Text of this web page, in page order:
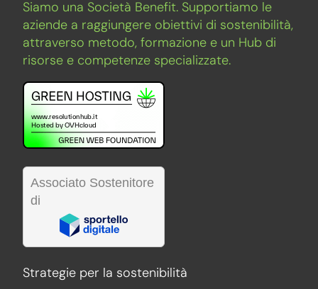
Siamo una Società Benefit. Supportiamo le
aziende a raggiungere obiettivi di sostenibilità,
attraverso metodo, formazione e un Hub di
risorse e competenze specializzate.
Associato Sostenitore
di
Strategie per la sostenibilità